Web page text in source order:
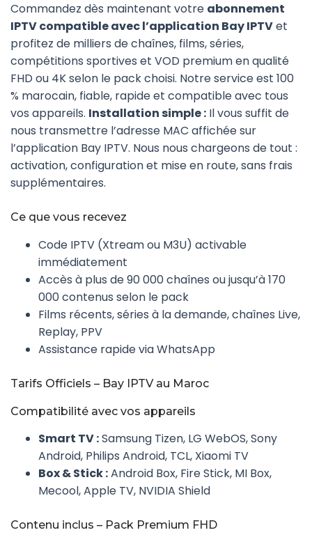
MAD 999,00
Commandez dès maintenant votre abonnement
IPTV compatible avec l’application Bay IPTVet
profitez de milliers de chaînes, films, séries,
compétitions sportives et VOD premium en qualité
FHD ou 4K selon le pack choisi. Notre service est 100
% marocain, fiable, rapide et compatible avec tous
vos appareils. Installation simple : Il vous suffit de
nous transmettre l’adresse MAC affichée sur
l’application Bay IPTV. Nous nous chargeons de tout :
activation, configuration et mise en route, sans frais
supplémentaires.
Ce que vous recevez
Code IPTV (Xtream ou M3U) activable
immédiatement
Accès à plus de 90 000 chaînes ou jusqu’à 170
000 contenus selon le pack
Films récents, séries à la demande, chaînes Live,
Replay, PPV
Assistance rapide via WhatsApp
Tarifs Officiels – Bay IPTV au Maroc
Compatibilité avec vos appareils
Smart TV :Samsung Tizen, LG WebOS, Sony
Android, Philips Android, TCL, Xiaomi TV
Box & Stick :Android Box, Fire Stick, MI Box,
Mecool, Apple TV, NVIDIA Shield
Contenu inclus – Pack Premium FHD